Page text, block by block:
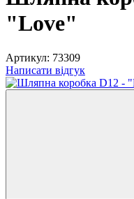
"Love"
Артикул: 73309
Написати відгук